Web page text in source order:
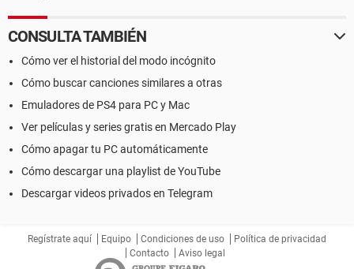
CONSULTA TAMBIÉN
Cómo ver el historial del modo incógnito
Cómo buscar canciones similares a otras
Emuladores de PS4 para PC y Mac
Ver películas y series gratis en Mercado Play
Cómo apagar tu PC automáticamente
Cómo descargar una playlist de YouTube
Descargar videos privados en Telegram
Regístrate aquí Equipo Condiciones de uso
Política de privacidad
Contacto
Aviso legal